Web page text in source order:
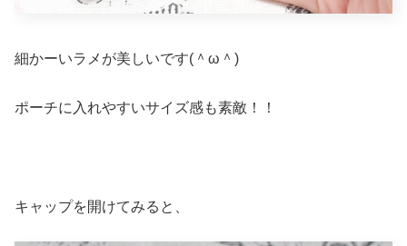
細かーいラメが美しいです(＾ω＾)
ポーチに入れやすいサイズ感も素敵！！
キャップを開けてみると、